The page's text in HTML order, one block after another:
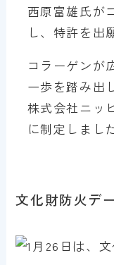
西原富雄氏が
し、特許を出
コラーゲンが
一歩を踏み出
株式会社ニッ
に制定しまし
文化財防火デー